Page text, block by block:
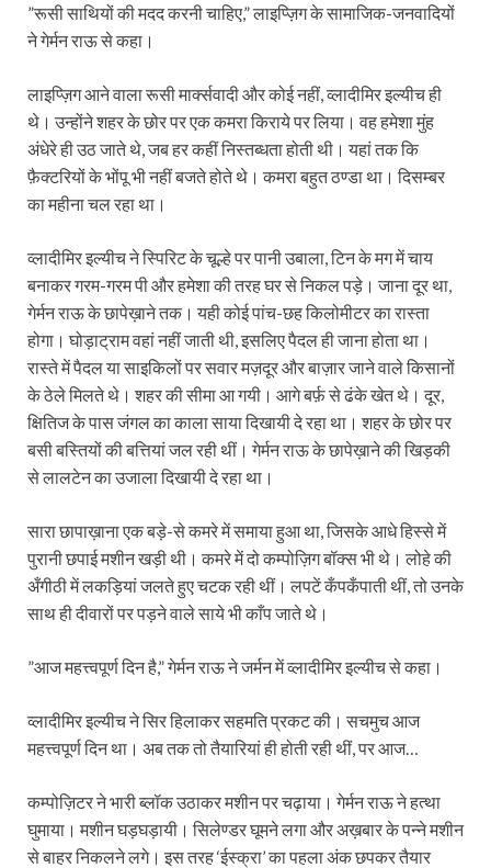
”रूसी साथियों की मदद करनी चाहिए,” लाइप्ज़िग के सामाजिक-जनवादियों
ने गेर्मन राऊ से कहा।
लाइप्ज़िग आने वाला रूसी मार्क्सवादी और कोई नहीं, व्लादीमिर इल्यीच ही
थे। उन्होंने शहर के छोर पर एक कमरा किराये पर लिया। वह हमेशा मुंह
अंधेरे ही उठ जाते थे, जब हर कहीं निस्तब्धता होती थी। यहां तक कि
फ़ैक्टरियों के भोंपू भी नहीं बजते होते थे। कमरा बहुत ठण्डा था। दिसम्बर
का महीना चल रहा था।
व्लादीमिर इल्यीच ने स्पिरिट के चूल्हे पर पानी उबाला, टिन के मग में चाय
बनाकर गरम-गरम पी और हमेशा की तरह घर से निकल पड़े। जाना दूर था,
गेर्मन राऊ के छापेख़ाने तक। यही कोई पांच-छह किलोमीटर का रास्ता
होगा। घोड़ाट्राम वहां नहीं जाती थी, इसलिए पैदल ही जाना होता था।
रास्ते में पैदल या साइकिलों पर सवार मज़दूर और बाज़ार जाने वाले किसानों
के ठेले मिलते थे। शहर की सीमा आ गयी। आगे बर्फ़ से ढंके खेत थे। दूर,
क्षितिज के पास जंगल का काला साया दिखायी दे रहा था। शहर के छोर पर
बसी बस्तियों की बत्तियां जल रही थीं। गेर्मन राऊ के छापेख़ाने की खिड़की
से लालटेन का उजाला दिखायी दे रहा था।
सारा छापाख़ाना एक बड़े-से कमरे में समाया हुआ था, जिसके आधे हिस्से में
पुरानी छपाई मशीन खड़ी थी। कमरे में दो कम्पोज़ि‍ग बॉक्स भी थे। लोहे की
अँगीठी में लकड़ियां जलते हुए चटक रही थीं। लपटें कँपकँपाती थीं, तो उनके
साथ ही दीवारों पर पड़ने वाले साये भी काँप जाते थे।
”आज महत्त्वपूर्ण दिन है,” गेर्मन राऊ ने जर्मन में व्लादीमिर इल्यीच से कहा।
व्लादीमिर इल्यीच ने सिर हिलाकर सहमति प्रकट की। सचमुच आज
महत्त्वपूर्ण दिन था। अब तक तो तैयारियां ही होती रही थीं, पर आज…
कम्पोज़िटर ने भारी ब्लॉक उठाकर मशीन पर चढ़ाया। गेर्मन राऊ ने हत्था
घुमाया। मशीन घड़घड़ायी। सिलेण्डर घूमने लगा और अख़बार के पन्ने मशीन
से बाहर निकलने लगे। इस तरह ‘ईस्क्रा’ का पहला अंक छपकर तैयार